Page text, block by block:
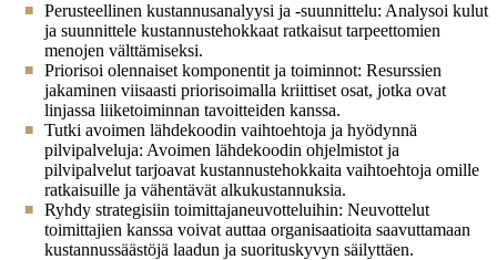
Perusteellinen kustannusanalyysi ja -suunnittelu: Analysoi kulut
ja suunnittele kustannustehokkaat ratkaisut tarpeettomien
menojen välttämiseksi.
Priorisoi olennaiset komponentit ja toiminnot: Resurssien
jakaminen viisaasti priorisoimalla kriittiset osat, jotka ovat
linjassa liiketoiminnan tavoitteiden kanssa.
Tutki avoimen lähdekoodin vaihtoehtoja ja hyödynnä
pilvipalveluja: Avoimen lähdekoodin ohjelmistot ja
pilvipalvelut tarjoavat kustannustehokkaita vaihtoehtoja omille
ratkaisuille ja vähentävät alkukustannuksia.
Ryhdy strategisiin toimittajaneuvotteluihin: Neuvottelut
toimittajien kanssa voivat auttaa organisaatioita saavuttamaan
kustannussäästöjä laadun ja suorituskyvyn säilyttäen.